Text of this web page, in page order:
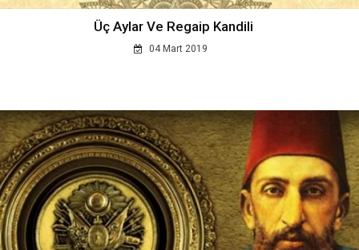
Üç Aylar Ve Regaip Kandili
04 Mart 2019